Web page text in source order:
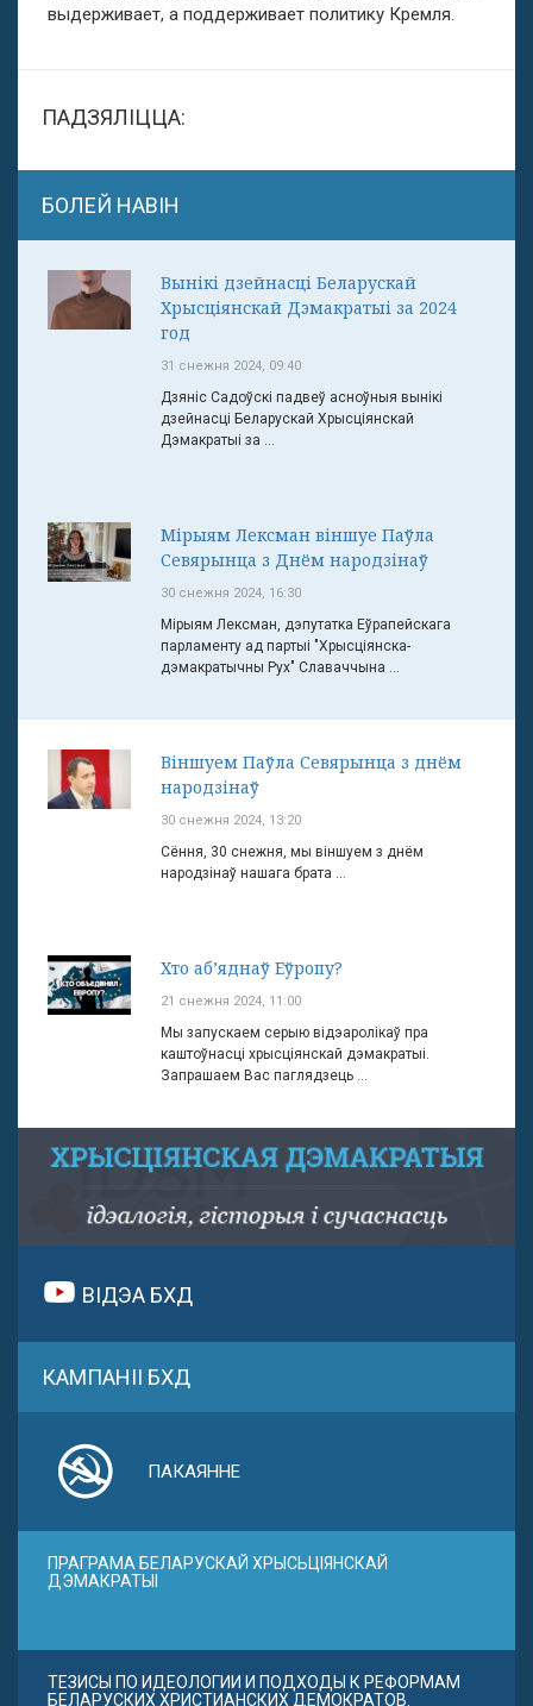
выдерживает, а поддерживает политику Кремля.
ПАДЗЯЛІЦЦА:
БОЛЕЙ НАВІН
Вынікі дзейнасці Беларускай
Хрысціянскай Дэмакратыі за 2024
год
31 снежня 2024, 09:40
Дзяніс Садоўскі падвеў асноўныя вынікі
дзейнасці Беларускай Хрысціянскай
Дэмакратыі за ...
Мірыям Лексман віншуе Паўла
Севярынца з Днём народзінаў
30 снежня 2024, 16:30
Мірыям Лексман, дэпутатка Еўрапейскага
парламенту ад партыі "Хрысціянска-
дэмакратычны Рух" Славаччына ...
Віншуем Паўла Севярынца з днём
народзінаў
30 снежня 2024, 13:20
Сёння, 30 снежня, мы віншуем з днём
народзінаў нашага брата ...
Хто аб’яднаў Еўропу?
21 снежня 2024, 11:00
Мы запускаем серыю відэаролікаў пра
каштоўнасці хрысціянскай дэмакратыі.
Запрашаем Вас паглядзець ...
ВІДЭА БХД
КАМПАНІІ БХД
ПАКАЯННЕ
ПРАГРАМА БЕЛАРУСКАЙ ХРЫСЬЦІЯНСКАЙ
ДЭМАКРАТЫІ
ТЕЗИСЫ ПО ИДЕОЛОГИИ И ПОДХОДЫ К РЕФОРМАМ
БЕЛАРУСКИХ ХРИСТИАНСКИХ ДЕМОКРАТОВ.